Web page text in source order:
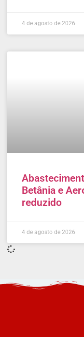
4 de agosto de 2026
Betânia e
reduzido
4 de agosto de 2026